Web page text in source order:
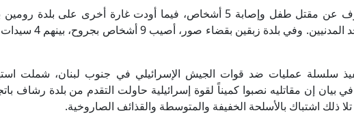
بينهم طفلان، إضافة إلى إصابة
سلسلة عمليات ضد قوات الجيش الإسرائيلي في جنوب لبنان، شملت
بيان إن مقاتليه نصبوا كميناً لقوة إسرائيلية حاولت التقدم من بلدة رشاف
ذلك اشتباك بالأسلحة الخفيفة والمتوسطة والقذائف الصاروخية.